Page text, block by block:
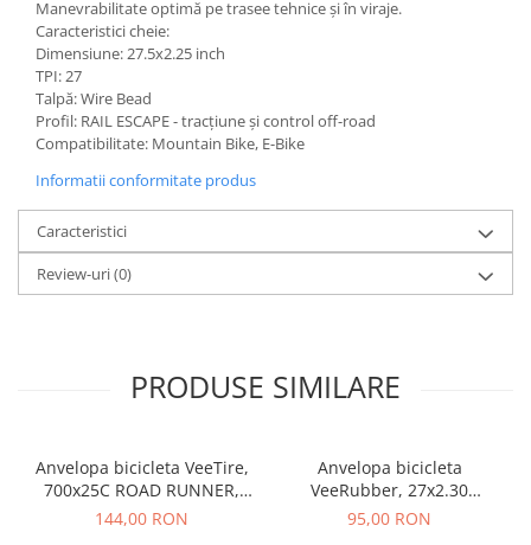
Manevrabilitate optimă pe trasee tehnice și în viraje.
Caracteristici cheie:
Dimensiune: 27.5x2.25 inch
TPI: 27
Talpă: Wire Bead
Profil: RAIL ESCAPE - tracțiune și control off-road
Compatibilitate: Mountain Bike, E-Bike
Informatii conformitate produs
Caracteristici
Review-uri(0)
PRODUSE SIMILARE
Anvelopa bicicleta VeeTire,
700x25C ROAD RUNNER,
VRB-308 BKS, 90TPI, CC
144,00 RON
Anvelopa bicicleta
VeeRubber, 27x2.30
ROSWELL, VRB-345, 27TPI,
95,00 RON